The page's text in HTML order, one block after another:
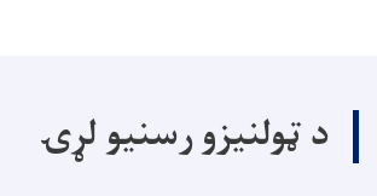
د ټولنیزو رسنیو لړۍ